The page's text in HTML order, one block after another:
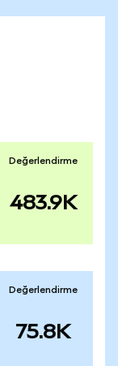
Değerlendirme
483.9K
Değerlendirme
75.8K